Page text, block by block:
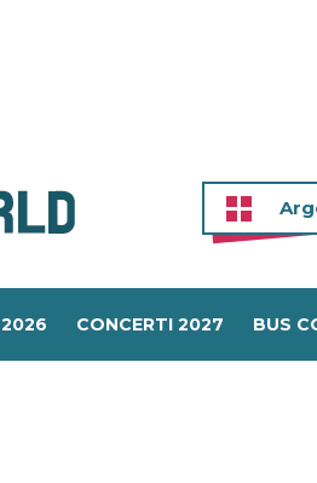
CONCERTI 2027 BUS